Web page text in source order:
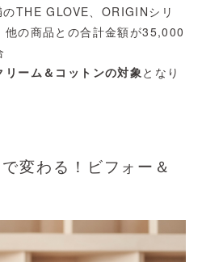
THE GLOVE、ORIGINシリ
他の商品との合計金額が35,000
リーム＆コットンの対象となり
変わる！ビフォー＆